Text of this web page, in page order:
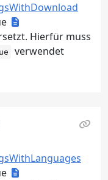
Hierfür muss
verwendet